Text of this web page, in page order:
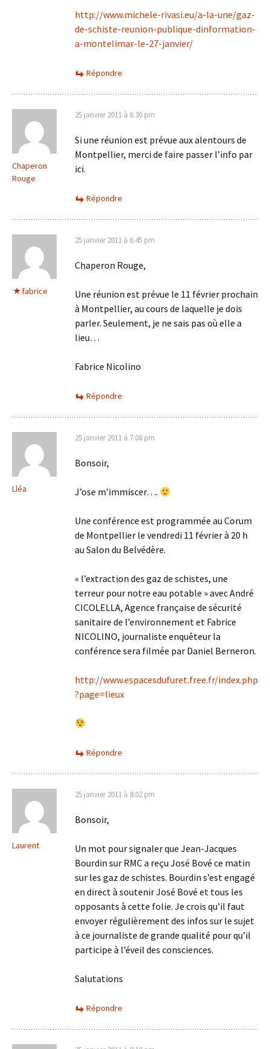
http://www.michele-rivasi.eu/a-la-une/gaz-
de-schiste-reunion-publique-dinformation-
a-montelimar-le-27-janvier/
Répondre
Chaperon
Rouge
25 janvier 2011 à 6:30 pm
Si une réunion est prévue aux alentours de
Montpellier, merci de faire passer l’info par
ici.
Répondre
fabrice
25 janvier 2011 à 6:45 pm
Chaperon Rouge,
Une réunion est prévue le 11 février prochain
à Montpellier, au cours de laquelle je dois
parler. Seulement, je ne sais pas où elle a
lieu…
Fabrice Nicolino
Répondre
Lléa
25 janvier 2011 à 7:08 pm
Bonsoir,
J’ose m’immiscer….
Une conférence est programmée au Corum
de Montpellier le vendredi 11 février à 20 h
au Salon du Belvédère.
« l’extraction des gaz de schistes, une
terreur pour notre eau potable » avec André
CICOLELLA, Agence française de sécurité
sanitaire de l’environnement et Fabrice
NICOLINO, journaliste enquêteur la
conférence sera filmée par Daniel Berneron.
http://www.espacesdufuret.free.fr/index.php
?page=lieux
Répondre
Laurent
25 janvier 2011 à 8:02 pm
Bonsoir,
Un mot pour signaler que Jean-Jacques
Bourdin sur RMC a reçu José Bové ce matin
sur les gaz de schistes. Bourdin s’est engagé
en direct à soutenir José Bové et tous les
opposants à cette folie. Je crois qu’il faut
envoyer régulièrement des infos sur le sujet
à ce journaliste de grande qualité pour qu’il
participe à l’éveil des consciences.
Salutations
Répondre